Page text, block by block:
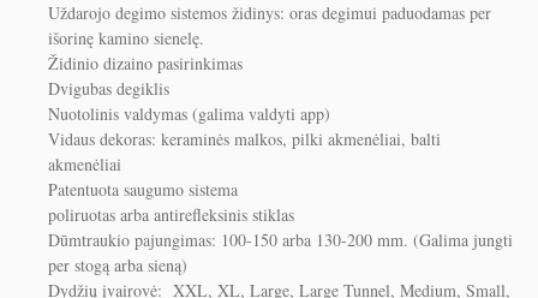
Uždarojo degimo sistemos židinys: oras degimui paduodamas per
išorinę kamino sienelę.
Židinio dizaino pasirinkimas
Dvigubas degiklis
Nuotolinis valdymas (galima valdyti app)
Vidaus dekoras: keraminės malkos, pilki akmenėliai, balti
akmenėliai
Patentuota saugumo sistema
poliruotas arba antirefleksinis stiklas
Dūmtraukio pajungimas: 100-150 arba 130-200 mm. (Galima jungti
per stogą arba sieną)
Dydžių įvairovė: XXL, XL, Large, Large Tunnel, Medium, Small,